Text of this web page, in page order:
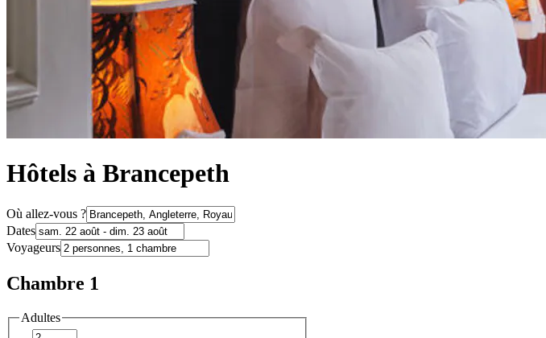
Hôtels à Brancepeth
Où allez-vous ?
Dates
Voyageurs
Chambre 1
Adultes